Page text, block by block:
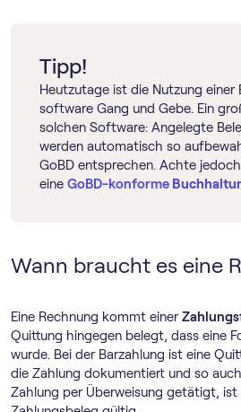
Tipp!
Heutzutage ist die Nutzung
software Gang und Gebe. Ein
solchen Software: Angelegte
werden automatisch so
GoBD entsprechen. Achte
eine GoBD-konforme
Wann braucht es eine
Eine Rechnung kommt einer
Quittung hingegen belegt, dass eine
wurde. Bei der Barzahlung ist eine
die Zahlung dokumentiert und so
Zahlung per Überweisung getätigt,